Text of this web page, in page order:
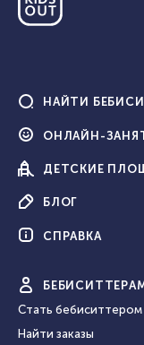
НАЙТИ
ОНЛАЙН-
ДЕТСКИЕ
БЛОГ
СПРАВКА
БЕБИ
Стать бебиситтером
Найти заказы